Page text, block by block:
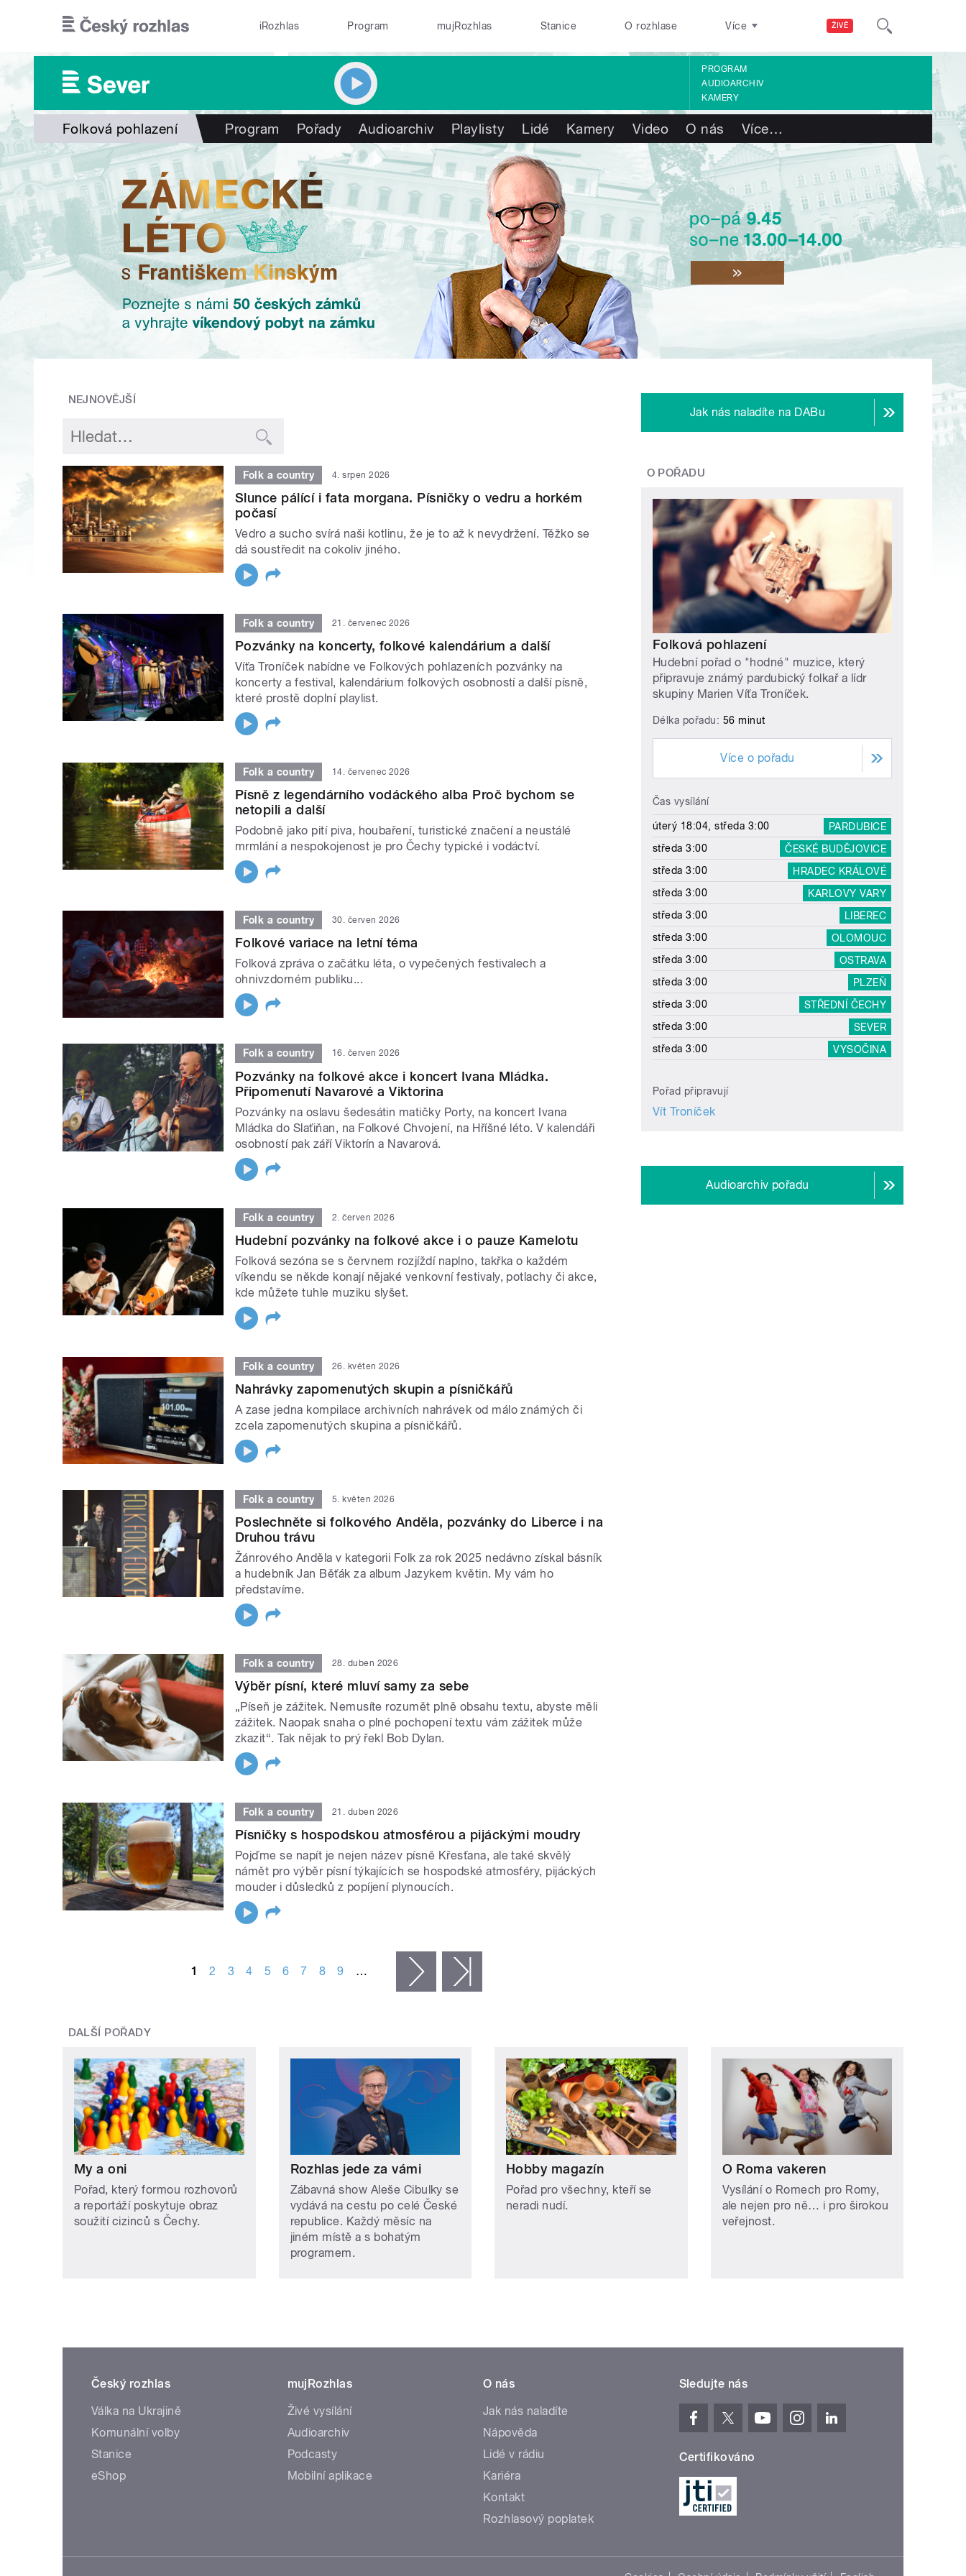
ŽIVĚ
iRozhlas Program mujRozhlas Stanice O rozhlase Více
PROGRAM
AUDIOARCHIV
KAMERY
Folková pohlazení Program Pořady Audioarchiv Playlisty Lidé Kamery Video O nás Více…
NEJNOVĚJŠÍ
Folk a country 4. srpen 2026
Slunce pálící i fata morgana. Písničky o vedru a horkém
počasí
Vedro a sucho svírá naši kotlinu, že je to až k nevydržení. Těžko se
dá soustředit na cokoliv jiného.
Folk a country 21. červenec 2026
Pozvánky na koncerty, folkové kalendárium a další
Víťa Troníček nabídne ve Folkových pohlazeních pozvánky na
koncerty a festival, kalendárium folkových osobností a další písně,
které prostě doplní playlist.
Folk a country 14. červenec 2026
Písně z legendárního vodáckého alba Proč bychom se
netopili a další
Podobně jako pití piva, houbaření, turistické značení a neustálé
mrmlání a nespokojenost je pro Čechy typické i vodáctví.
Folk a country 30. červen 2026
Folkové variace na letní téma
Folková zpráva o začátku léta, o vypečených festivalech a
ohnivzdorném publiku...
Folk a country 16. červen 2026
Pozvánky na folkové akce i koncert Ivana Mládka.
Připomenutí Navarové a Viktorina
Pozvánky na oslavu šedesátin matičky Porty, na koncert Ivana
Mládka do Slaťiňan, na Folkové Chvojení, na Hříšné léto. V kalendáři
osobností pak září Viktorín a Navarová.
Folk a country 2. červen 2026
Hudební pozvánky na folkové akce i o pauze Kamelotu
Folková sezóna se s červnem rozjíždí naplno, takřka o každém
víkendu se někde konají nějaké venkovní festivaly, potlachy či akce,
kde můžete tuhle muziku slyšet.
Folk a country 26. květen 2026
Nahrávky zapomenutých skupin a písničkářů
A zase jedna kompilace archivních nahrávek od málo známých či
zcela zapomenutých skupina a písničkářů.
Folk a country 5. květen 2026
Poslechněte si folkového Anděla, pozvánky do Liberce i na
Druhou trávu
Žánrového Anděla v kategorii Folk za rok 2025 nedávno získal básník
a hudebník Jan Běťák za album Jazykem květin. My vám ho
představíme.
Folk a country 28. duben 2026
Výběr písní, které mluví samy za sebe
„Píseň je zážitek. Nemusíte rozumět plně obsahu textu, abyste měli
zážitek. Naopak snaha o plné pochopení textu vám zážitek může
zkazit“. Tak nějak to prý řekl Bob Dylan.
Folk a country 21. duben 2026
Písničky s hospodskou atmosférou a pijáckými moudry
Pojďme se napít je nejen název písně Křesťana, ale také skvělý
námět pro výběr písní týkajících se hospodské atmosféry, pijáckých
mouder i důsledků z popíjení plynoucích.
1 2 3 4 5 6 7 8 9 … následující ›
Jak nás naladíte na DABu
O POŘADU
Folková pohlazení
Hudební pořad o "hodné" muzice, který
připravuje známý pardubický folkař a lídr
skupiny Marien Víťa Troníček.
Délka pořadu: 56 minut
Více o pořadu
Čas vysílání
úterý 18:04, středa 3:00
PARDUBICE
středa 3:00
ČESKÉ BUDĚJOVICE
středa 3:00
HRADEC KRÁLOVÉ
středa 3:00
KARLOVY VARY
středa 3:00
LIBEREC
středa 3:00
OLOMOUC
středa 3:00
OSTRAVA
středa 3:00
PLZEŇ
středa 3:00
STŘEDNÍ ČECHY
středa 3:00
SEVER
středa 3:00
VYSOČINA
Pořad připravují
Vít Troníček
Audioarchiv pořadu
DALŠÍ POŘADY
My a oni
Pořad, který formou rozhovorů
a reportáží poskytuje obraz
soužití cizinců s Čechy.
Rozhlas jede za vámi
Zábavná show Aleše Cibulky se
vydává na cestu po celé České
republice. Každý měsíc na
jiném místě a s bohatým
programem.
Hobby magazín
Pořad pro všechny, kteří se
neradi nudí.
O Roma vakeren
Vysílání o Romech pro Romy,
ale nejen pro ně… i pro širokou
veřejnost.
Český rozhlas
Válka na Ukrajině
Komunální volby
Stanice
eShop
mujRozhlas
Živé vysílání
Audioarchiv
Podcasty
Mobilní aplikace
O nás
Jak nás naladíte
Nápověda
Lidé v rádiu
Kariéra
Kontakt
Rozhlasový poplatek
Sledujte nás
Certifikováno